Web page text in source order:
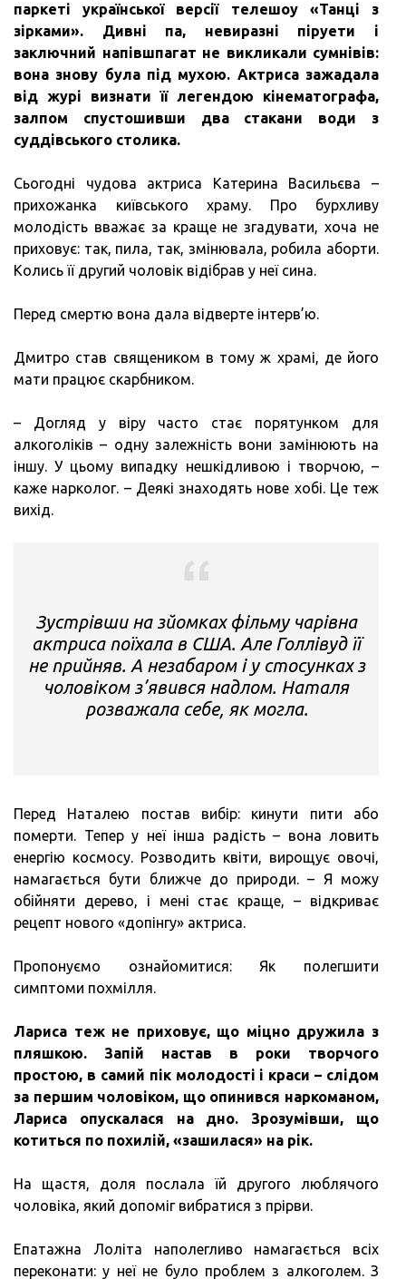
паркеті української версії телешоу «Танці з
зірками».
Дивні па, невиразні піруети і
заключний напівшпагат не викликали сумнівів:
вона знову була під мухою. Актриса зажадала
від журі визнати її легендою кінематографа,
залпом спустошивши два стакани води з
суддівського столика.
Сьогодні чудова актриса Катерина Васильєва –
прихожанка київського храму. Про бурхливу
молодість вважає за краще не згадувати, хоча не
приховує: так, пила, так, змінювала, робила аборти.
Колись її другий чоловік відібрав у неї сина.
Перед смертю вона дала відверте інтерв’ю.
Дмитро став священиком в тому ж храмі, де його
мати працює скарбником.
– Догляд у віру часто стає порятунком для
алкоголіків – одну залежність вони замінюють на
іншу. У цьому випадку нешкідливою і творчою, –
каже нарколог. – Деякі знаходять нове хобі. Це теж
вихід.
Зустрівши на зйомках фільму чарівна
актриса поїхала в США. Але Голлівуд її
не прийняв. А незабаром і у стосунках з
чоловіком з’явився надлом. Наталя
розважала себе, як могла.
Перед Наталею постав вибір: кинути пити або
померти. Тепер у неї інша радість – вона ловить
енергію космосу. Розводить квіти, вирощує овочі,
намагається бути ближче до природи. – Я можу
обійняти дерево, і мені стає краще, – відкриває
рецепт нового «допінгу» актриса.
Пропонуємо ознайомитися: Як полегшити
симптоми похмілля.
Лариса теж не приховує, що міцно дружила з
пляшкою.
Запій настав в роки творчого
простою, в самий пік молодості і краси – слідом
за першим чоловіком, що опинився наркоманом,
Лариса опускалася на дно.
Зрозумівши, що
котиться по похилій, «зашилася» на рік.
На щастя, доля послала їй другого люблячого
чоловіка, який допоміг вибратися з прірви.
Епатажна Лоліта наполегливо намагається всіх
переконати: у неї не було проблем з алкоголем. З